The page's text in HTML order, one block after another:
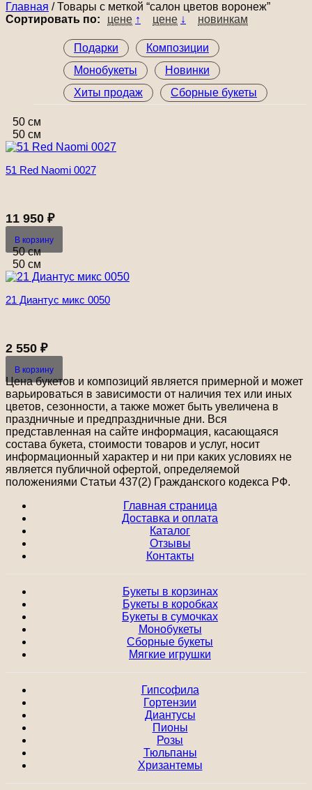
Главная /Товары с меткой “салон цветов воронеж”
Сортировать по:
цене ↑ цене ↓ новинкам
Подарки
Композиции
Монобукеты
Новинки
Хиты продаж
Сборные букеты
50 см
50 см
51 Red Naomi 0027
11 950 ₽
В корзину
50 см
50 см
21 Диантус микс 0050
2 550 ₽
В корзину
Цена букетов и композиций является примерной и может
варьироваться в зависимости от наличия тех или иных
цветов, сезонности, а также может быть увеличена в
праздничные и предпраздничные дни. Вся
представленная на сайте информация, касающаяся
состава букета, стоимости товаров и услуг, носит
информационный характер и ни при каких условиях не
является публичной офертой, определяемой
положениями Статьи 437(2) Гражданского кодекса РФ.
Главная страница
Доставка и оплата
Каталог
Отзывы
Контакты
Букеты в корзинах
Букеты в коробках
Букеты в сумочках
Монобукеты
Сборные букеты
Мягкие игрушки
Гипсофила
Гортензии
Диантусы
Пионы
Розы
Тюльпаны
Хризантемы